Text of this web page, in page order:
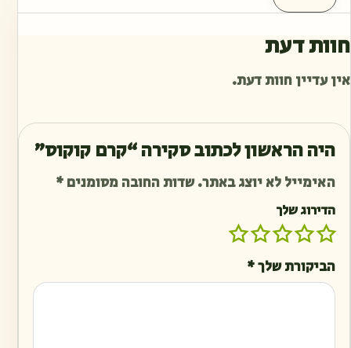
חוות דעת
אין עדיין חוות דעת.
היה הראשון לכתוב סקירה “קרם קוקוס”
האימייל לא יוצג באתר.שדות החובה מסומנים*
הדירוג שלך
הביקורת שלך*